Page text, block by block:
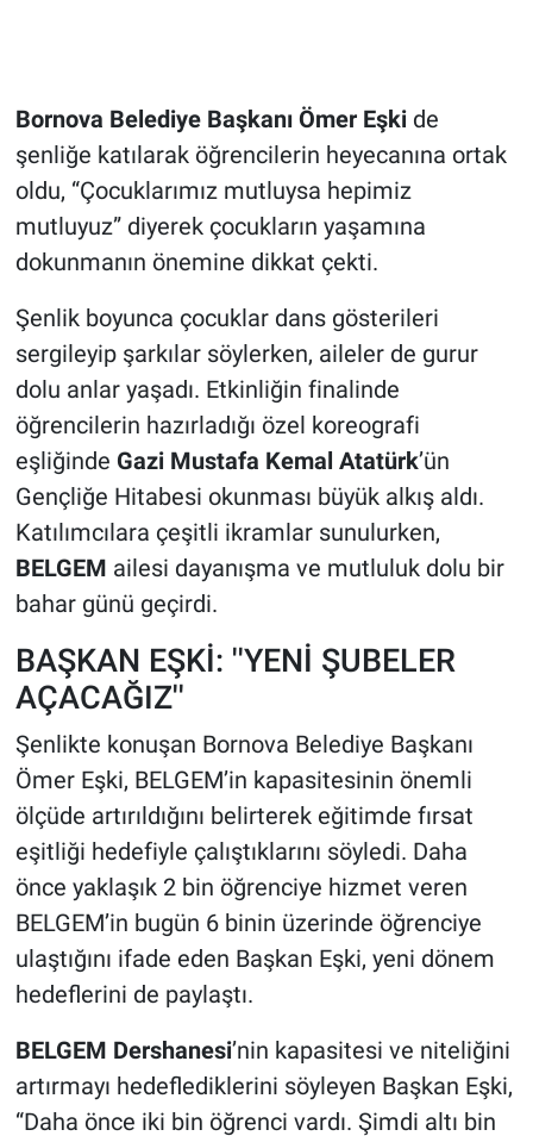
Bornova Belediye Başkanı Ömer Eşkide
şenliğe katılarak öğrencilerin heyecanına ortak
oldu, “Çocuklarımız mutluysa hepimiz
mutluyuz” diyerek çocukların yaşamına
dokunmanın önemine dikkat çekti.
Şenlik boyunca çocuklar dans gösterileri
sergileyip şarkılar söylerken, aileler de gurur
dolu anlar yaşadı. Etkinliğin finalinde
öğrencilerin hazırladığı özel koreografi
eşliğinde Gazi Mustafa Kemal Atatürk’ün
Gençliğe Hitabesi okunması büyük alkış aldı.
Katılımcılara çeşitli ikramlar sunulurken,
BELGEM ailesi dayanışma ve mutluluk dolu bir
bahar günü geçirdi.
BAŞKAN EŞKİ: ''YENİ ŞUBELER
AÇACAĞIZ''
Şenlikte konuşan Bornova Belediye Başkanı
Ömer Eşki, BELGEM’in kapasitesinin önemli
ölçüde artırıldığını belirterek eğitimde fırsat
eşitliği hedefiyle çalıştıklarını söyledi. Daha
önce yaklaşık 2 bin öğrenciye hizmet veren
BELGEM’in bugün 6 binin üzerinde öğrenciye
ulaştığını ifade eden Başkan Eşki, yeni dönem
hedeflerini de paylaştı.
BELGEM Dershanesi’nin kapasitesi ve niteliğini
artırmayı hedeflediklerini söyleyen Başkan Eşki,
“Daha önce iki bin öğrenci vardı. Şimdi altı bin